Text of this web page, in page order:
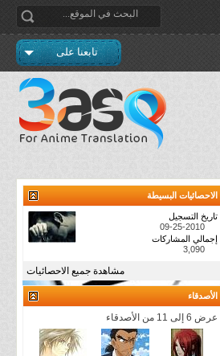
تابعنا على
الاحصائيات البسيطة
تاريخ التسجيل
09-25-2010
إجمالي المشاركات
3,090
مشاهدة جميع الاحصائيات
الأصدقاء
عرض 6 إلى 11 من الأصدقاء